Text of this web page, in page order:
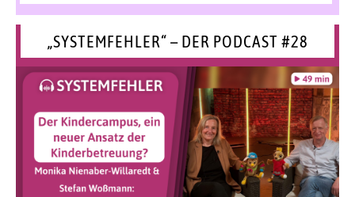
„SYSTEMFEHLER“ – DER PODCAST #28